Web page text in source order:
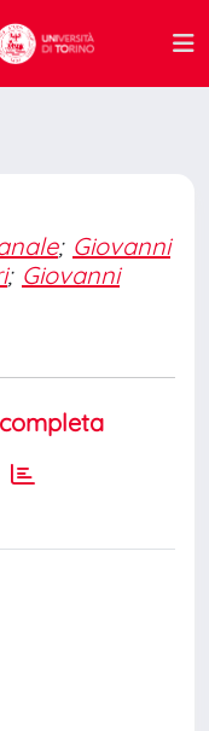
; Giovanni
; Giovanni